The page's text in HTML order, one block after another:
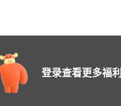
登录查看更多福